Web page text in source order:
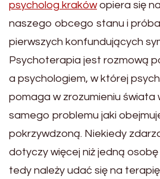
psycholog krakówopiera się
naszego obcego stanu i
pierwszych konfundujących
Psychoterapia jest rozmową
a psychologiem, w której
pomaga w zrozumieniu świata
samego problemu jaki
pokrzywdzoną. Niekiedy
dotyczy więcej niż jedną osobę
tedy należy udać się na